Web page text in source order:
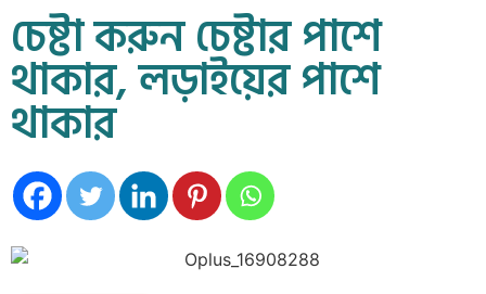
চেষ্টা করুন চেষ্টার পাশে
থাকার, লড়াইয়ের পাশে
থাকার